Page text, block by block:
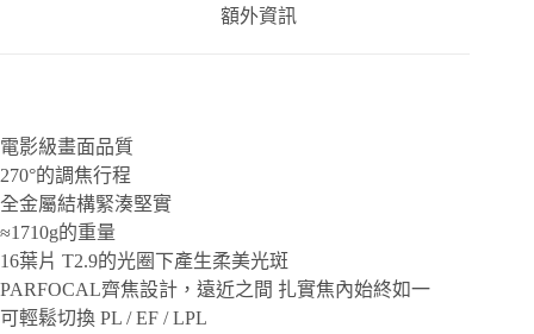
-
PL
70-
135MM
T2.9
鏡
頭
數
量
額外資訊
電影級畫面品質
270°的調焦行程
全金屬結構緊湊堅實
≈1710g的重量
16葉片 T2.9的光圈下產生柔美光斑
PARFOCAL齊焦設計，遠近之間 扎實焦內始終如一
可輕鬆切換 PL / EF / LPL